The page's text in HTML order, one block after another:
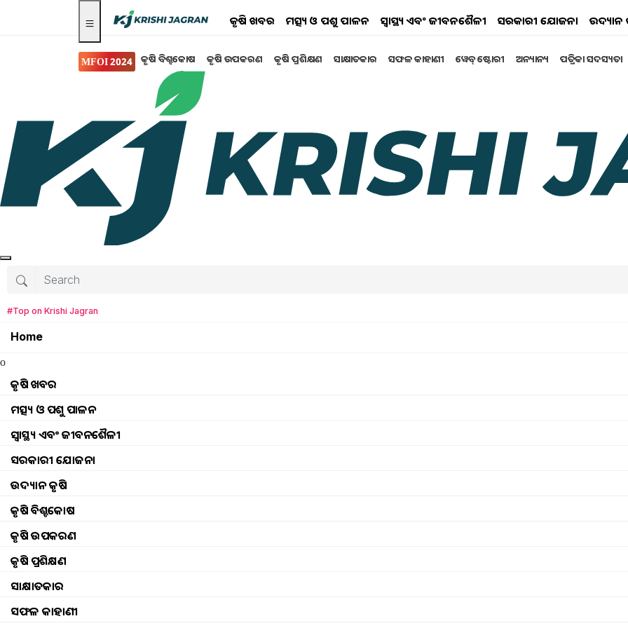
କୃଷି ଖବର ମତ୍ସ୍ୟ ଓ ପଶୁ ପାଳନ ସ୍ୱାସ୍ଥ୍ୟ ଏବଂ ଜୀବନଶୈଳୀ ସରକାରୀ ଯୋଜନା ଉଦ୍ୟାନ
MFOI 2024 କୃଷି ବିଶ୍ବକୋଷ କୃଷି ଉପକରଣ କୃଷି ପ୍ରଶିକ୍ଷଣ ସାକ୍ଷାତକାର ସଫଳ କାହାଣୀ ୱେବ୍ ଷ୍ଟୋରୀ ଅନ୍ୟାନ୍ୟ ପତ୍ରିକା ସଦସ୍ୟତା
#Top on Krishi Jagran
Home
o
କୃଷି ଖବର
ମତ୍ସ୍ୟ ଓ ପଶୁ ପାଳନ
ସ୍ୱାସ୍ଥ୍ୟ ଏବଂ ଜୀବନଶୈଳୀ
ସରକାରୀ ଯୋଜନା
ଉଦ୍ୟାନ କୃଷି
କୃଷି ବିଶ୍ବକୋଷ
କୃଷି ଉପକରଣ
କୃଷି ପ୍ରଶିକ୍ଷଣ
ସାକ୍ଷାତକାର
ସଫଳ କାହାଣୀ
ସରକାରୀ ସ୍କିମ
PM-Kisan: କୃଷି କାର୍ଡ ଅନିବାର୍ଯ୍ୟ !
କୃଷି ମନ୍ତ୍ରଣାଳୟ ଏହି ୧୦ଟି ରାଜ୍ୟକୁ ଏଥିପାଇଁ ନିର୍ଦ୍ଦେଶ ଜାରି କରିଛି । ନୂତନ ଆବେଦନକାରୀମାନଙ୍କୁ ଏବେ କୃଷକ
ପଞ୍ଜିକରଣରେ ପଞ୍ଜୀକରଣ କରିବାକୁ ପଡିବ ଏବଂ ସେମାନଙ୍କର ଆବେଦନ ଫର୍ମରେ ସେମାନଙ୍କର କୃଷକ ପରିଚୟପତ୍ର
ଦେବାକୁ ପଡିବ।